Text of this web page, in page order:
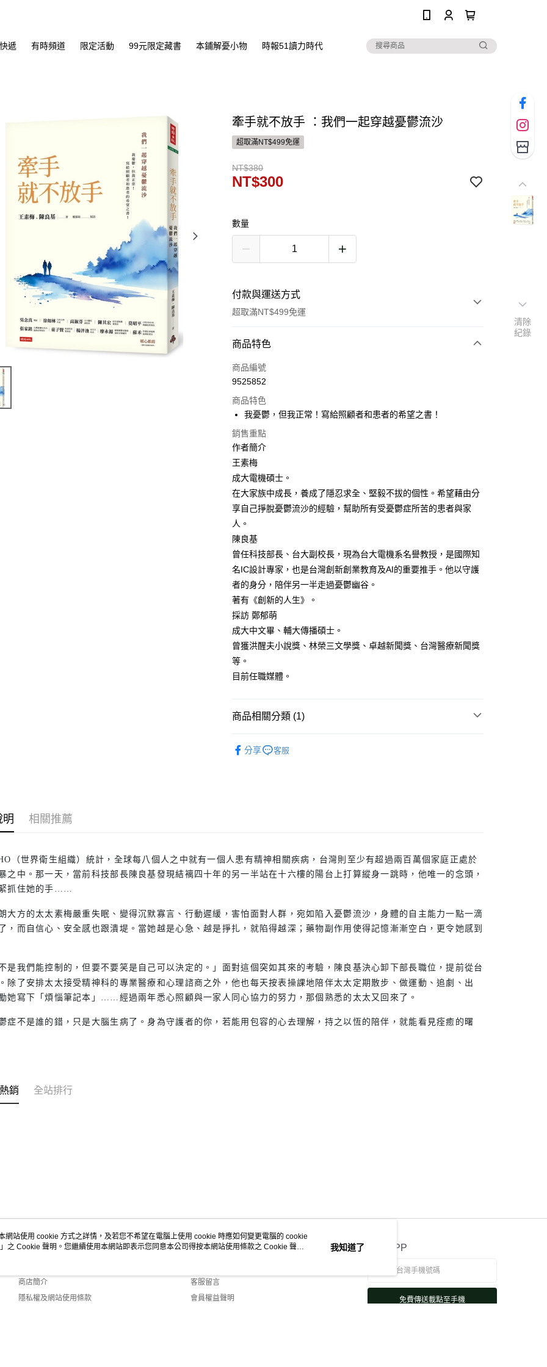
遞 有時頻道 限定活動 99元限定藏書 本鋪解憂小物 時報51讀力時代
牽手就不放手 ：我們一起穿越憂鬱流沙
超取滿NT$499免運
NT$380
NT$300
數量
付款與運送方式
超取滿NT$499免運
付款方式
信用卡一次付款
運送方式
付款後全家取貨
每筆NT$60，滿NT$499(含以上)免運費
付款後7-11取貨
每筆NT$60，滿NT$499(含以上)免運費
宅配
每筆NT$100，滿NT$499(含以上)免運費
商品特色
商品編號
9525852
商品特色
我憂鬱，但我正常！寫給照顧者和患者的希望之書！
銷售重點
作者簡介
王素梅
成大電機碩士。
在大家族中成長，養成了隱忍求全、堅毅不拔的個性。希望藉由分
享自己掙脫憂鬱流沙的經驗，幫助所有受憂鬱症所苦的患者與家
人。
陳良基
曾任科技部長、台大副校長，現為台大電機系名譽教授，是國際知
名IC設計專家，也是台灣創新創業教育及AI的重要推手。他以守護
者的身分，陪伴另一半走過憂鬱幽谷。
著有《創新的人生》。
採訪 鄭郁萌
成大中文畢、輔大傳播碩士。
曾獲洪醒夫小說獎、林榮三文學獎、卓越新聞獎、台灣醫療新聞獎
等。
目前任職媒體。
商品相關分類 (1)
分享
客服
明 相關推薦
（世界衛生組織）統計，全球每八個人之中就有一個人患有精神相關疾病，台灣則至少有超過兩百萬個家庭正處於
之中。那一天，當前科技部長陳良基發現結褵四十年的另一半站在十六樓的陽台上打算縱身一跳時，他唯一的念頭，
抓住她的手……
大方的太太素梅嚴重失眠、變得沉默寡言、行動遲緩，害怕面對人群，宛如陷入憂鬱流沙，身體的自主能力一點一滴
，而自信心、安全感也跟潰堤。當她越是心急、越是掙扎，就陷得越深；藥物副作用使得記憶漸漸空白，更令她感到
是我們能控制的，但要不要笑是自己可以決定的。」面對這個突如其來的考驗，陳良基決心卸下部長職位，提前從台
除了安排太太接受精神科的專業醫療和心理諮商之外，他也每天按表操課地陪伴太太定期散步、做運動、追劇、出
她寫下「煩惱筆記本」……經過兩年悉心照顧與一家人同心協力的努力，那個熟悉的太太又回來了。
症不是誰的錯，只是大腦生病了。身為守護者的你，若能用包容的心去理解，持之以恆的陪伴，就能看見痊癒的曙
銷 全站排行
關於我們
商店簡介
隱私權及網站使用條款
客服資訊
客服留言
會員權益聲明
官方APP
免費傳送載點至手機
清除
紀錄
網站使用 cookie 方式之詳情，及若您不希望在電腦上使用 cookie 時應如何變更電腦的 cookie
」之 Cookie 聲明。您繼續使用本網站即表示您同意本公司得按本網站使用條款之 Cookie 聲明
我知道了